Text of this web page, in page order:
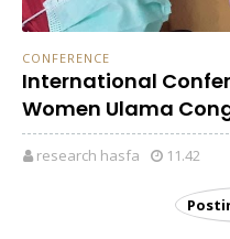
CONFERENCE
International
Women Ulama
research hasfa 11.42